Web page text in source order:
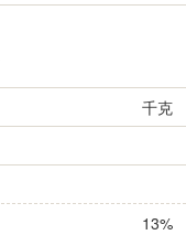
千克
13%